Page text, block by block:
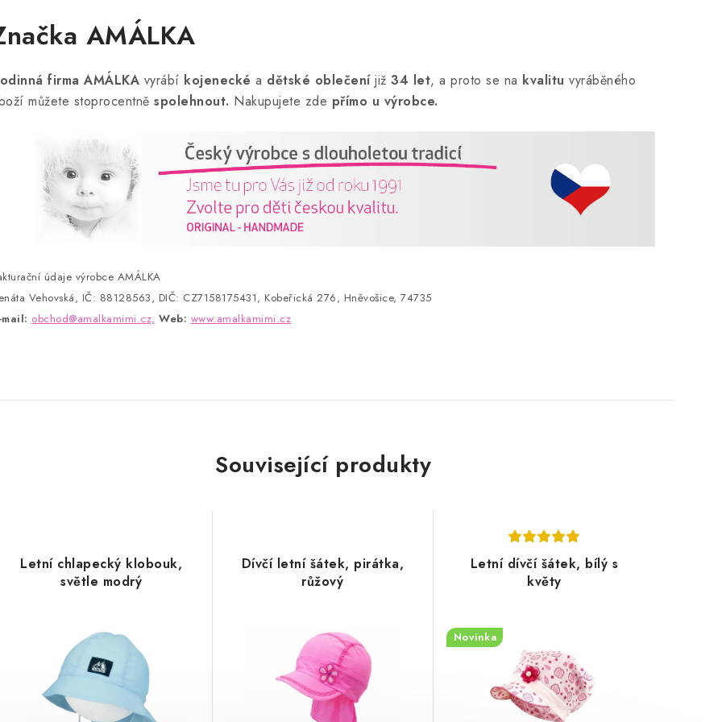
AMÁLKA
firma AMÁLKA vyrábí kojenecké a dětské oblečeníjiž 34 let, a proto se na kvalitu vyráběného
můžete stoprocentně spolehnout. Nakupujete zde přímo u výrobce.
údaje výrobce AMÁLKA
Vehovská, IČ: 88128563, DIČ: CZ7158175431, Kobeřická 276, Hněvošice, 74735
mail: obchod@amalkamimi.cz, Web: www.amalkamimi.cz
Související produkty
Letní chlapecký klobouk,
světle modrý
Dívčí letní šátek, pirátka,
růžový
Letní dívčí šátek, bílý s
květy
Novinka